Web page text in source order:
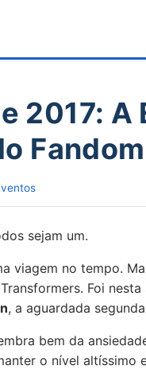
2017:
sejam um.
viagem no tempo.
Foi
, a aguardada
bem da
o nível altíssimo